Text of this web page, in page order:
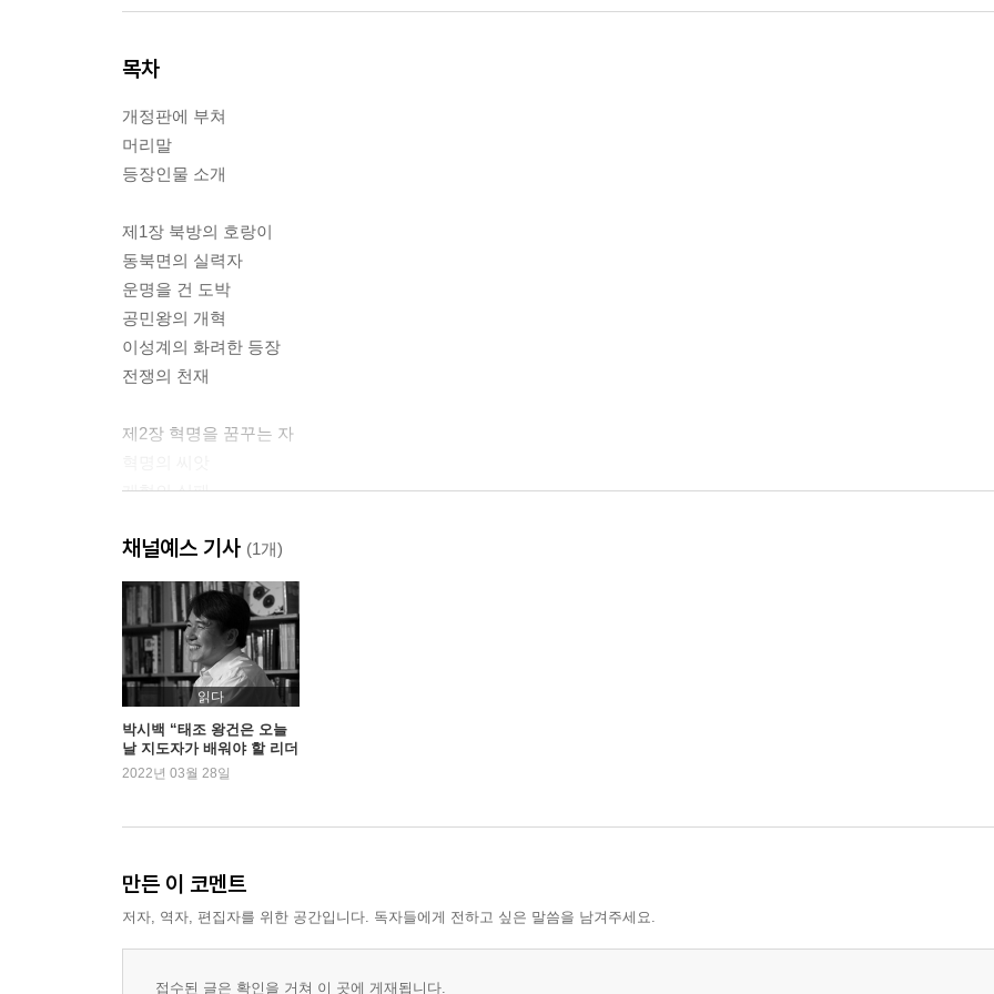
목차
개정판에 부쳐
머리말
등장인물 소개
제1장 북방의 호랑이
동북면의 실력자
운명을 건 도박
공민왕의 개혁
이성계의 화려한 등장
전쟁의 천재
제2장 혁명을 꿈꾸는 자
개혁의 실패
어린 왕의 후견인
혁명아 정도전
제3장 위화도회군
고려의 두 영웅
무력과 사상의 만남
무기력한 우왕
권력을 잡은 최영
요동을 정벌하라
조민수와 이색
우왕을 몰아내다
토지개혁을 실시하다
만만찮은 공양왕
채널예스 기사 (1개)
읽다
박시백 “태조 왕건은 오늘
날 지도자가 배워야 할 리더
십의 모범”
2022년 03월 28일
만든 이 코멘트
저자, 역자, 편집자를 위한 공간입니다. 독자들에게 전하고 싶은 말씀을 남겨주세요.
접수된 글은 확인을 거쳐 이 곳에 게재됩니다.